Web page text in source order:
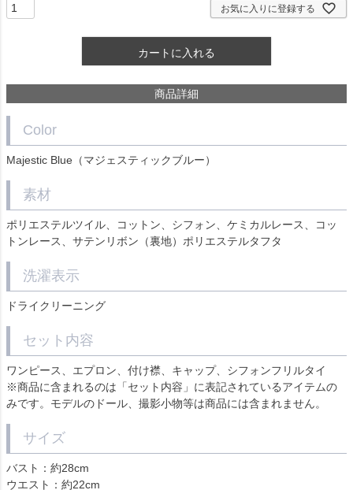
お気に入りに登録する
カートに入れる
商品詳細
Color
Majestic Blue（マジェスティックブルー）
素材
ポリエステルツイル、コットン、シフォン、ケミカルレース、コッ
トンレース、サテンリボン（裏地）ポリエステルタフタ
洗濯表示
ドライクリーニング
セット内容
ワンピース、エプロン、付け襟、キャップ、シフォンフリルタイ
※商品に含まれるのは「セット内容」に表記されているアイテムの
みです。モデルのドール、撮影小物等は商品には含まれません。
サイズ
バスト：約28cm
ウエスト：約22cm